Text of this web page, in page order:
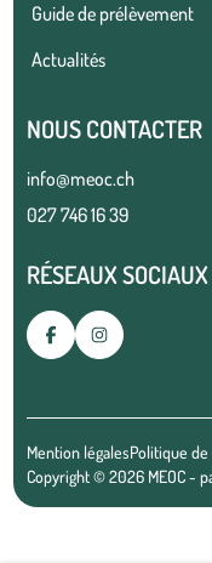
Guide de prélèvement
Actualités
NOUS CONTACTER
info@meoc.ch
027 746 16 39
RÉSEAUX SOCIAUX
Mention légalesPolitique
Copyright © 2026 MEOC -